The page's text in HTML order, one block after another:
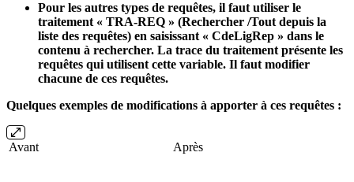
Pour les autres types de requêtes, il faut utiliser le
traitement « TRA-REQ » (Rechercher /Tout depuis la
liste des requêtes) en saisissant « CdeLigRep » dans le
contenu à rechercher. La trace du traitement présente les
requêtes qui utilisent cette variable. Il faut modifier
chacune de ces requêtes.
Quelques exemples de modifications à apporter à ces requêtes :
Avant Après